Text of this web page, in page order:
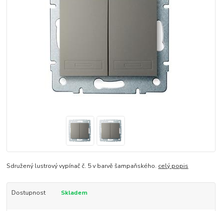
Sdružený lustrový vypínač č. 5 v barvě šampaňského. celý popis
Dostupnost Skladem